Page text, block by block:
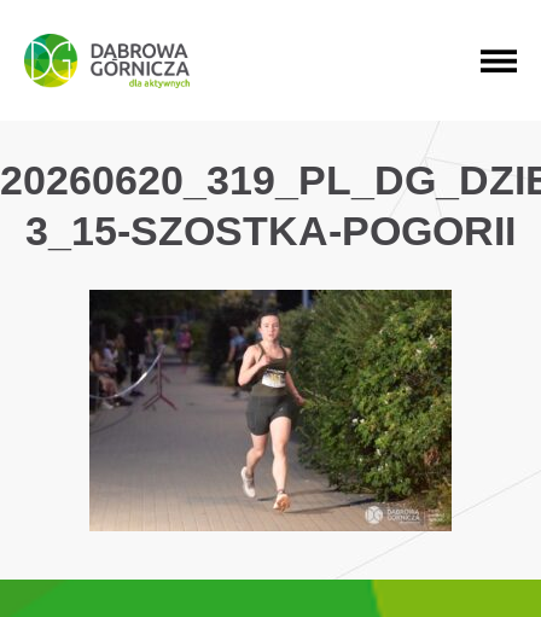
PRZEJDŹ DO MENU GŁÓWNEGO
PRZEJDŹ DO WYSZUKIWARKI
PRZEJDŹ DO TREŚCI
3_15-SZOSTKA-POGORII